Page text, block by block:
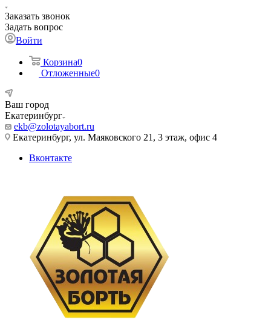
Заказать звонок
Задать вопрос
Войти
Корзина0
Отложенные0
Ваш город
Екатеринбург
ekb@zolotayabort.ru
Екатеринбург, ул. Маяковского 21, 3 этаж, офис 4
Вконтакте